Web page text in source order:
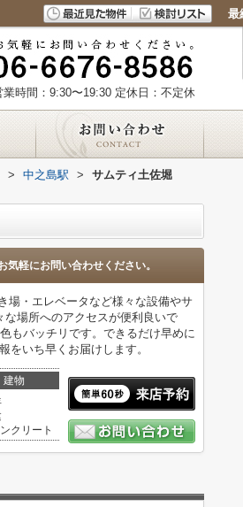
最
業時間：9:30〜19:30 定休日：不定休
> 中之島駅 >
サムティ土佐堀
気軽にお問い合わせください。
場・エレベータなど様々な設備やサ
場所へのアクセスが便利良いで
もバッチリです。できるだけ早めに
をいち早くお届けします。
建物
クリート